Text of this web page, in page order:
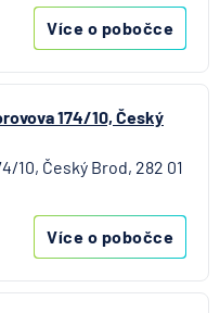
Více o pobočce
174/10, Český
10, Český Brod, 282 01
Více o pobočce